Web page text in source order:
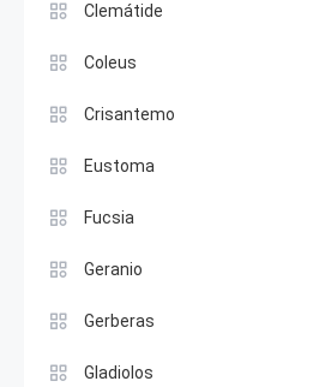
Clemátide
Coleus
Crisantemo
Eustoma
Fucsia
Geranio
Gerberas
Gladiolos